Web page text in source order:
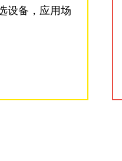
设备，应用场